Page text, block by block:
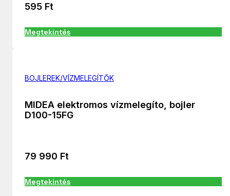
595 Ft
Megtekintés
BOJLEREK/VÍZMELEGÍTŐK
MIDEA elektromos vízmelegíto, bojler
D100-15FG
79 990 Ft
Megtekintés